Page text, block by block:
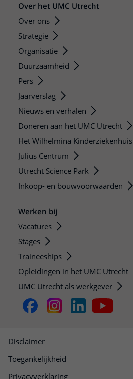
Over het UMC Utrecht
Over ons
Strategie
Organisatie
Duurzaamheid
Pers
Jaarverslag
Nieuws en verhalen
Doneren aan het UMC Utrecht
Het Wilhelmina Kinderziekenhuis
Julius Centrum
Utrecht Science Park
Inkoop- en bouwvoorwaarden
Werken bij
Vacatures
Stages
Traineeships
Opleidingen in het UMC Utrecht
UMC Utrecht als werkgever
Disclaimer
Toegankelijkheid
Privacyverklaring